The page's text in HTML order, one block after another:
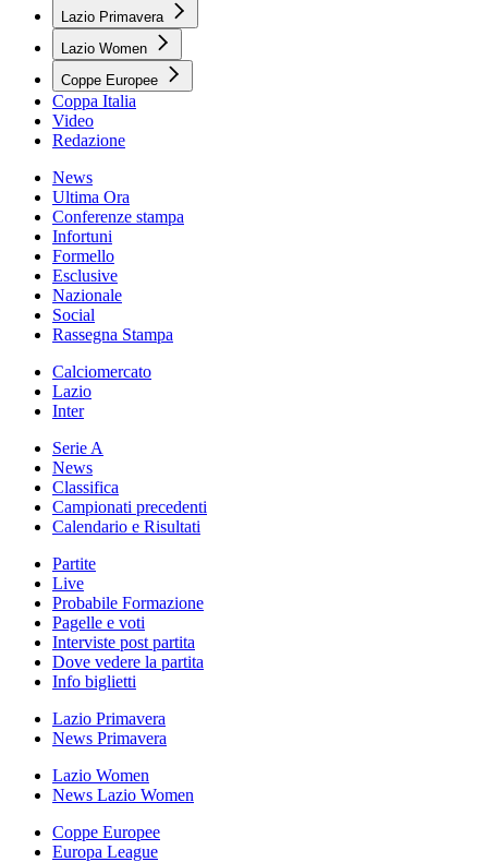
Lazio Primavera
Lazio Women
Coppe Europee
Coppa Italia
Video
Redazione
News
Ultima Ora
Conferenze stampa
Infortuni
Formello
Esclusive
Nazionale
Social
Rassegna Stampa
Calciomercato
Lazio
Inter
Serie A
News
Classifica
Campionati precedenti
Calendario e Risultati
Partite
Live
Probabile Formazione
Pagelle e voti
Interviste post partita
Dove vedere la partita
Info biglietti
Lazio Primavera
News Primavera
Lazio Women
News Lazio Women
Coppe Europee
Europa League